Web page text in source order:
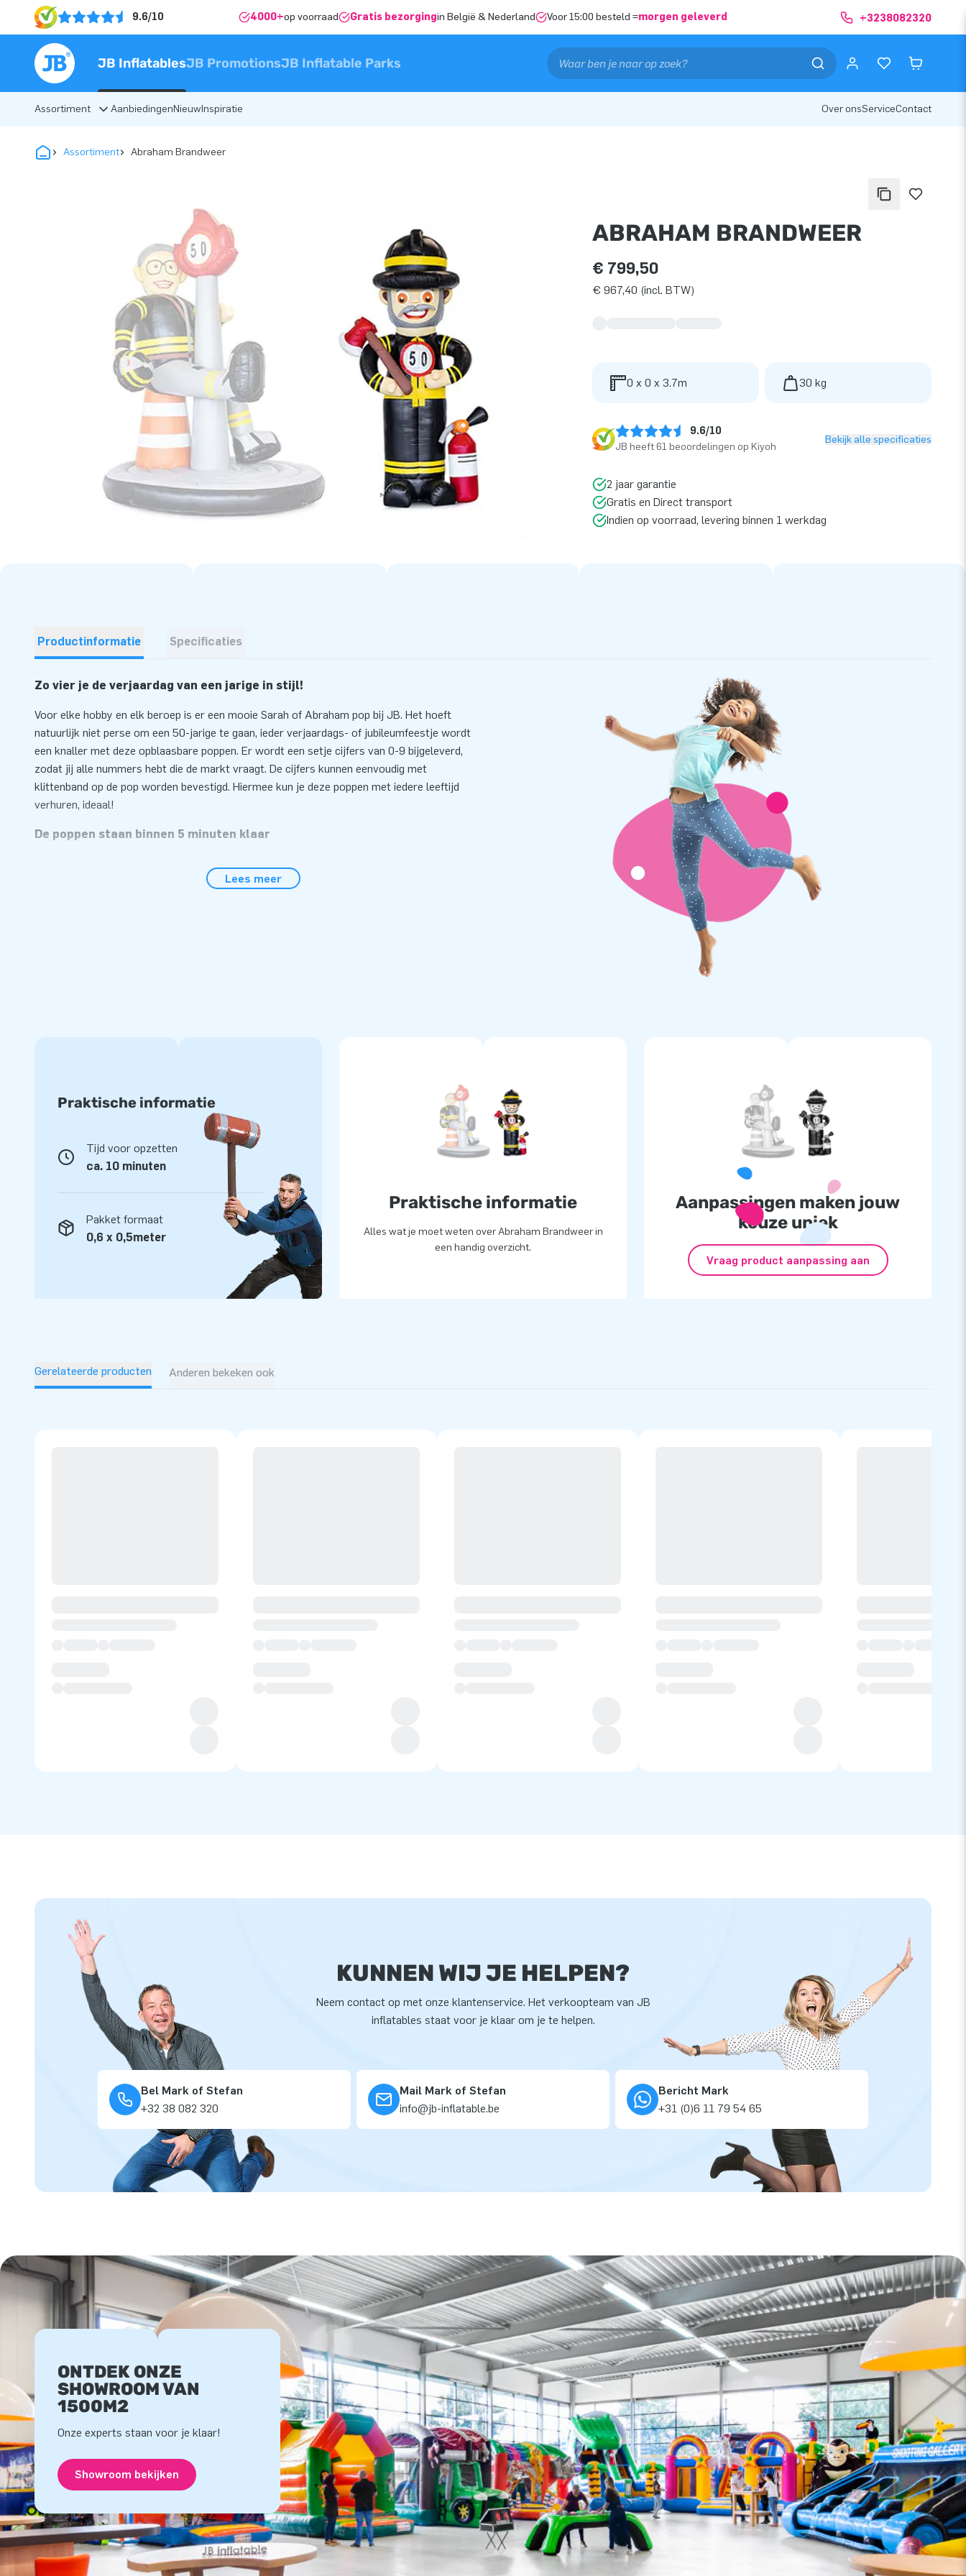
9.6/10 4000+op voorraad Gratis bezorgingin België & Nederland Voor 15:00 besteld =morgen geleverd +3238082320
JB InflatablesJB PromotionsJB Inflatable Parks
Assortiment AanbiedingenNieuwInspiratie Over onsServiceContact
Assortiment Abraham Brandweer
ABRAHAM BRANDWEER
€ 799,50
€ 967,40 (incl. BTW)
0 x 0 x 3.7m 30 kg
9.6/10
JB heeft 61 beoordelingen op Kiyoh
Bekijk alle specificaties
2 jaar garantie
Gratis en Direct transport
Indien op voorraad, levering binnen 1 werkdag
Productinformatie Specificaties
Zo vier je de verjaardag van een jarige in stijl!
Voor elke hobby en elk beroep is er een mooie Sarah of Abraham pop bij JB. Het hoeft
natuurlijk niet perse om een 50-jarige te gaan, ieder verjaardags- of jubileumfeestje wordt
een knaller met deze opblaasbare poppen. Er wordt een setje cijfers van 0-9 bijgeleverd,
zodat jij alle nummers hebt die de markt vraagt. De cijfers kunnen eenvoudig met
klittenband op de pop worden bevestigd. Hiermee kun je deze poppen met iedere leeftijd
verhuren, ideaal!
De poppen staan binnen 5 minuten klaar
halsbrekende toeren uit te halen om deze poppen op te zetten. Relax! Binnen 5 minuten
Lees meer
Praktische informatie
Tijd voor opzetten
ca. 10 minuten
Pakket formaat
0,6 x 0,5meter
Praktische informatie
Alles wat je moet weten over Abraham Brandweer in
een handig overzicht.
Aanpassingen maken jouw
keuze uniek
Vraag product aanpassing aan
Gerelateerde producten Anderen bekeken ook
KUNNEN WIJ JE HELPEN?
Neem contact op met onze klantenservice. Het verkoopteam van JB
inflatables staat voor je klaar om je te helpen.
Bel Mark of Stefan
+32 38 082 320
Mail Mark of Stefan
info@jb-inflatable.be
Bericht Mark
+31 (0)6 11 79 54 65
ONTDEK ONZE
SHOWROOM VAN
1500M2
Onze experts staan voor je klaar!
Showroom bekijken